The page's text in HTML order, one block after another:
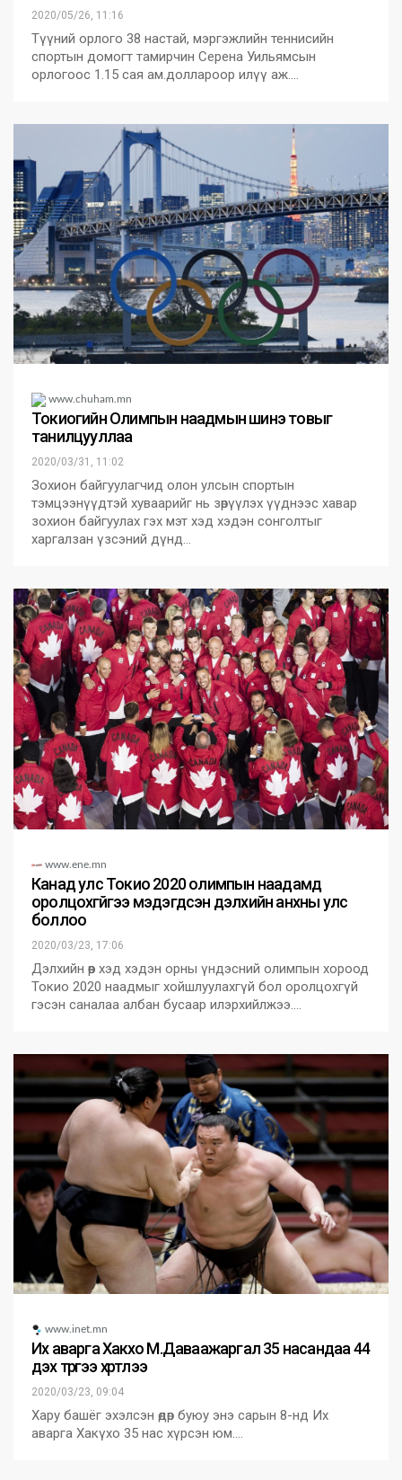
2020/05/26, 11:16
Түүний орлого 38 настай, мэргэжлийн теннисийн
спортын домогт тамирчин Серена Уильямсын
орлогоос 1.15 сая ам.доллароор илүү аж.…
www.chuham.mn
Токиогийн Олимпын наадмын шинэ товыг
танилцууллаа
2020/03/31, 11:02
Зохион байгуулагчид олон улсын спортын
тэмцээнүүдтэй хуваарийг нь зөрүүлэх үүднээс хавар
зохион байгуулах гэх мэт хэд хэдэн сонголтыг
харгалзан үзсэний дүнд…
www.ene.mn
Канад улс Токио 2020 олимпын наадамд
оролцохгүйгээ мэдэгдсэн дэлхийн анхны улс
боллоо
2020/03/23, 17:06
Дэлхийн өөр хэд хэдэн орны үндэсний олимпын хороод
Токио 2020 наадмыг хойшлуулахгүй бол оролцохгүй
гэсэн саналаа албан бусаар илэрхийлжээ.…
www.inet.mn
Их аварга Хакүхо М.Даваажаргал 35 насандаа 44
дэх түрүүгээ хүртлээ
2020/03/23, 09:04
Хару башёг эхэлсэн өдөр буюу энэ сарын 8-нд Их
аварга Хакүхо 35 нас хүрсэн юм.…